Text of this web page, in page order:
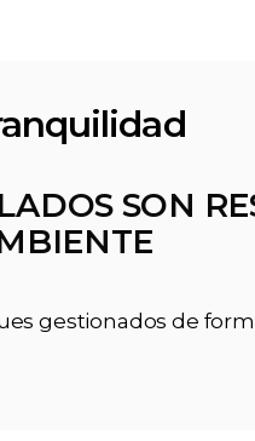
SON
gestionados de